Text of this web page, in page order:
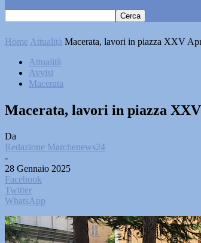
Home Attualità Macerata, lavori in piazza XXV
Attualità
Avvisi
Macerata
Macerata, lavori in piazza
Da
Redazione Marchenews24
-
28 Gennaio 2025
Facebook
Twitter
WhatsApp